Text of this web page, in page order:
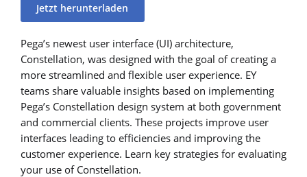
Jetzt herunterladen
Pega’s newest user interface (UI) architecture,
Constellation, was designed with the goal of creating a
more streamlined and flexible user experience. EY
teams share valuable insights based on implementing
Pega’s Constellation design system at both government
and commercial clients. These projects improve user
interfaces leading to efficiencies and improving the
customer experience. Learn key strategies for evaluating
your use of Constellation.